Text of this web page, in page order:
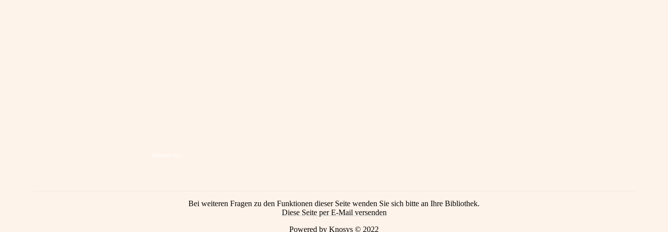
Bei weiteren Fragen zu den Funktionen dieser Seite wenden Sie sich bitte an Ihre Bibliothek.
Diese Seite per E-Mail versenden
Powered by Knosys © 2022